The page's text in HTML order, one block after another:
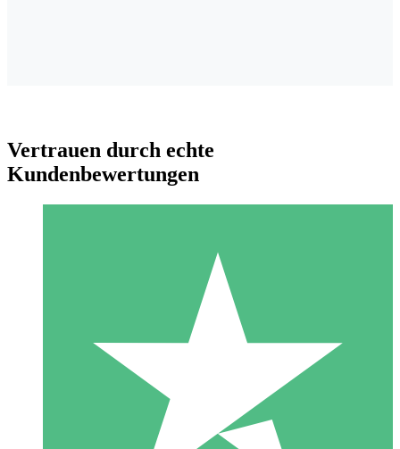
Individuelle Credit-Pakete
Zahlen Sie nach Bedarf mit Download-Credits. Keine
monatliche Verpflichtung erforderlich.
10 00
Vertrauen durch echte
Kundenbewertungen